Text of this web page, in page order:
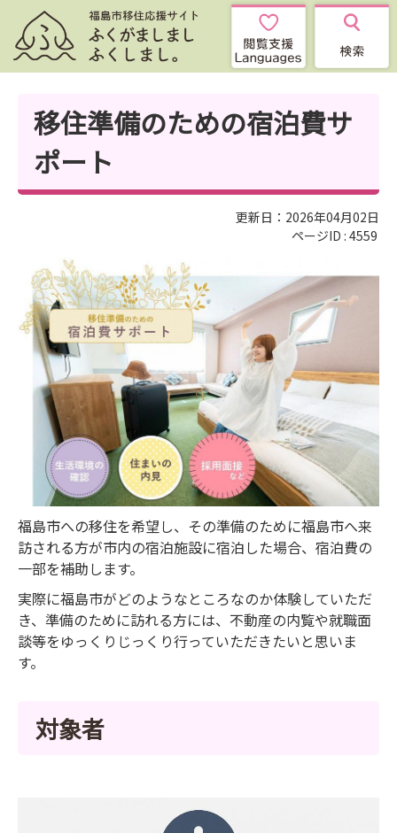
移住準備のための宿泊費サ
ポート
更新日：2026年04月02日
ページID : 4559
福島市への移住を希望し、その準備のために福島市へ来
訪される方が市内の宿泊施設に宿泊した場合、宿泊費の
一部を補助します。
実際に福島市がどのようなところなのか体験していただ
き、準備のために訪れる方には、不動産の内覧や就職面
談等をゆっくりじっくり行っていただきたいと思いま
す。
対象者